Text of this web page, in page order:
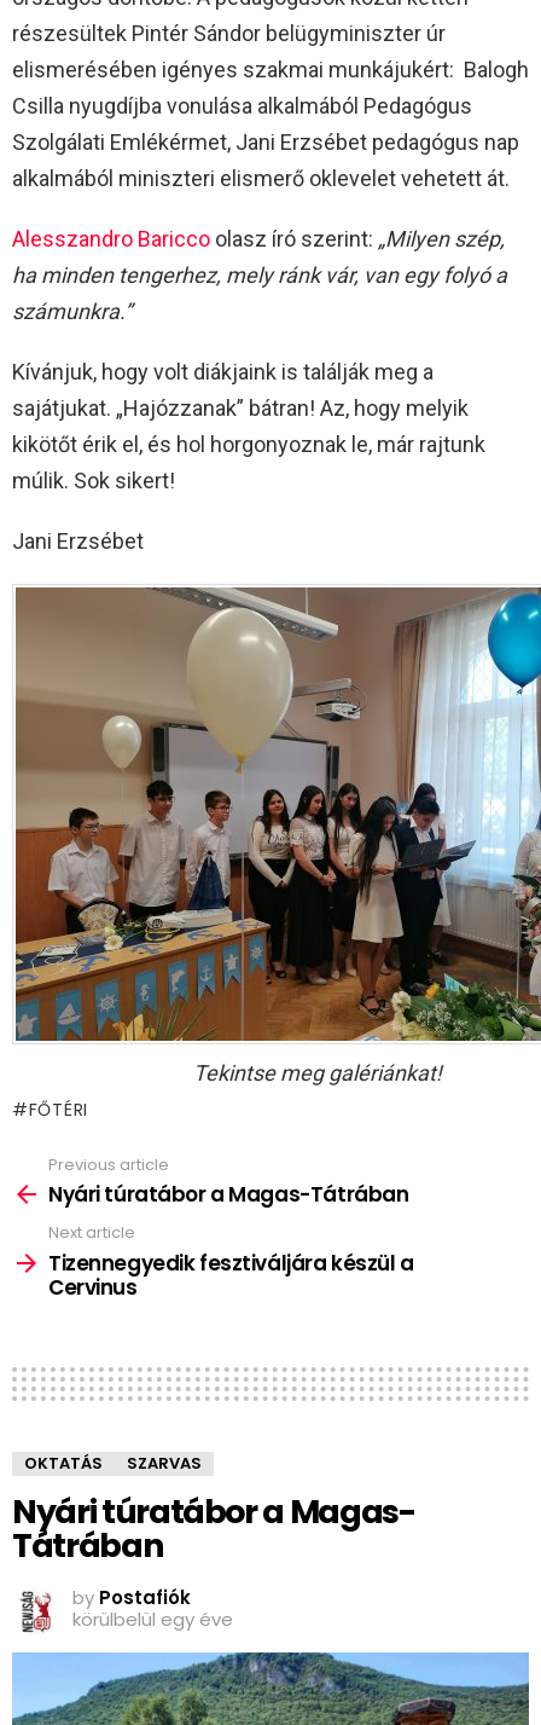
részesültek Pintér Sándor belügyminiszter úr
elismerésében igényes szakmai munkájukért: Balogh
Csilla nyugdíjba vonulása alkalmából Pedagógus
Szolgálati Emlékérmet, Jani Erzsébet pedagógus nap
alkalmából miniszteri elismerő oklevelet vehetett át.
Alesszandro Baricco olasz író szerint: „Milyen szép,
ha minden tengerhez, mely ránk vár, van egy folyó a
számunkra.”
Kívánjuk, hogy volt diákjaink is találják meg a
sajátjukat. „Hajózzanak” bátran! Az, hogy melyik
kikötőt érik el, és hol horgonyoznak le, már rajtunk
múlik. Sok sikert!
Jani Erzsébet
Tekintse meg galériánkat!
FŐTÉRI
more
Previous article
Nyári túratábor a Magas-Tátrában
Next article
Tizennegyedik fesztiváljára készül a
Cervinus
OKTATÁS SZARVAS
Nyári túratábor a Magas-
Tátrában
by Postafiók
körülbelül egy éve